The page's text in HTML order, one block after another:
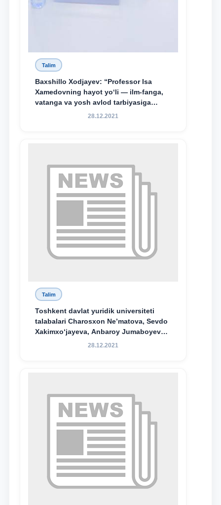
Talim
Baxshillo Xodjayev: “Professor Isa
Xamedovning hayot yo‘li — ilm-fanga,
vatanga va yosh avlod tarbiyasiga
sodiqlikning oliy namunasidir”.
28.12.2021
Talim
Toshkent davlat yuridik universiteti
talabalari Charosxon Ne’matova, Sevdo
Xakimxo‘jayeva, Anbaroy Jumaboyeva
hamda TDYU qoshidagi M.S.Vosiqova
bo‘ldi.
28.12.2021